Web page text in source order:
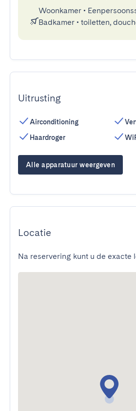
Woonkamer •
Badkamer • toiletten,
Uitrusting
Airconditioning
Haardroger
Alle apparatuur weergeven
Locatie
Na reservering kunt u de exacte